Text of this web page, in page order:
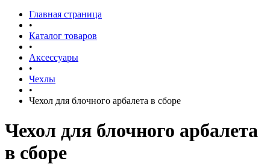
Главная страница
•
Каталог товаров
•
Аксессуары
•
Чехлы
•
Чехол для блочного арбалета в сборе
Чехол для блочного арбалета
в сборе